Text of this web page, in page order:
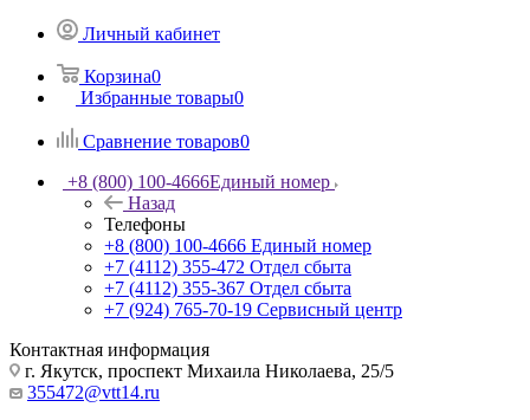
Личный кабинет
Корзина0
Избранные товары0
Сравнение товаров0
+8 (800) 100-4666Единый номер
Назад
Телефоны
+8 (800) 100-4666 Единый номер
+7 (4112) 355-472 Отдел сбыта
+7 (4112) 355-367 Отдел сбыта
+7 (924) 765-70-19 Сервисный центр
Контактная информация
г. Якутск, проспект Михаила Николаева, 25/5
355472@vtt14.ru